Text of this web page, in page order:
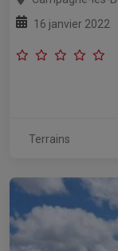
16 janvier 2022
Terrains